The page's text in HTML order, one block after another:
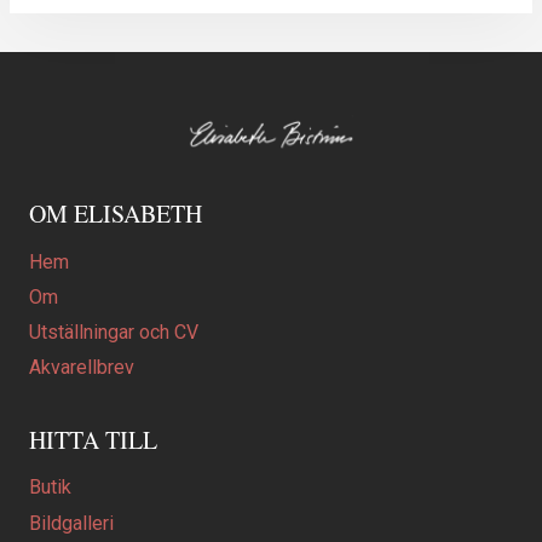
OM ELISABETH
Hem
Om
Utställningar och CV
Akvarellbrev
HITTA TILL
Butik
Bildgalleri